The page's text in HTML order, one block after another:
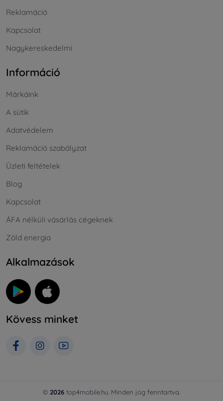
Reklamáció
Kapcsolat
Nagykereskedelmi
Információ
Márkáink
A sütik
Adatvédelem
Reklamáció szabályzat
Üzleti feltételek
Blog
Kapcsolat
ÁFA nélküli vásárlás cégeknek
Zöld energia
Alkalmazások
Kövess minket
© 2026 top4mobile.hu. Minden jog fenntartva.